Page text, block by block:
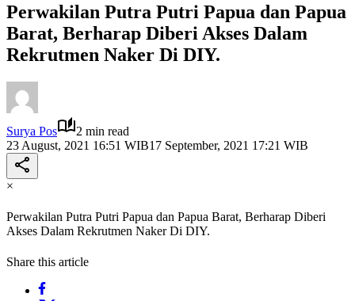
Perwakilan Putra Putri Papua dan Papua
Barat, Berharap Diberi Akses Dalam
Rekrutmen Naker Di DIY.
Surya Pos
2 min read
23 August, 2021 16:51 WIB17 September, 2021 17:21 WIB
×
Perwakilan Putra Putri Papua dan Papua Barat, Berharap Diberi
Akses Dalam Rekrutmen Naker Di DIY.
Share this article